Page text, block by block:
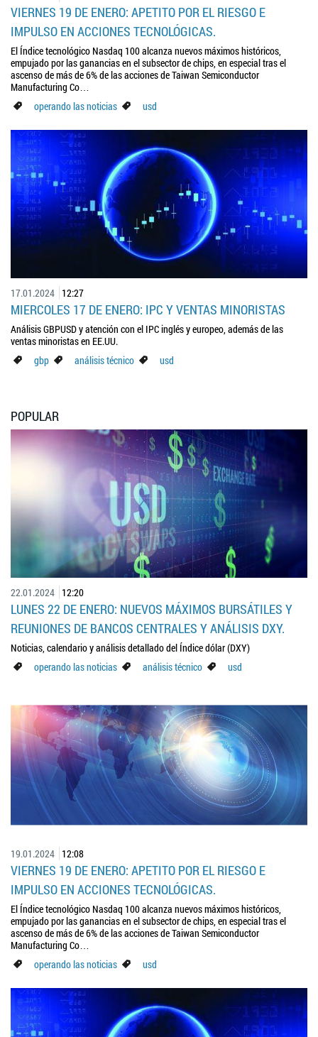
VIERNES 19 DE ENERO: APETITO POR EL RIESGO E
IMPULSO EN ACCIONES TECNOLÓGICAS.
El Índice tecnológico Nasdaq 100 alcanza nuevos máximos históricos,
empujado por las ganancias en el subsector de chips, en especial tras el
ascenso de más de 6% de las acciones de Taiwan Semiconductor
Manufacturing Co…
operando las noticias
usd
17.01.2024 12:27
MIERCOLES 17 DE ENERO: IPC Y VENTAS MINORISTAS
Análisis GBPUSD y atención con el IPC inglés y europeo, además de las
ventas minoristas en EE.UU.
gbp
análisis técnico usd
POPULAR
22.01.2024 12:20
LUNES 22 DE ENERO: NUEVOS MÁXIMOS BURSÁTILES Y
REUNIONES DE BANCOS CENTRALES Y ANÁLISIS DXY.
Noticias, calendario y análisis detallado del Índice dólar (DXY)
operando las noticias
análisis técnico usd
19.01.2024 12:08
VIERNES 19 DE ENERO: APETITO POR EL RIESGO E
IMPULSO EN ACCIONES TECNOLÓGICAS.
El Índice tecnológico Nasdaq 100 alcanza nuevos máximos históricos,
empujado por las ganancias en el subsector de chips, en especial tras el
ascenso de más de 6% de las acciones de Taiwan Semiconductor
Manufacturing Co…
operando las noticias
usd